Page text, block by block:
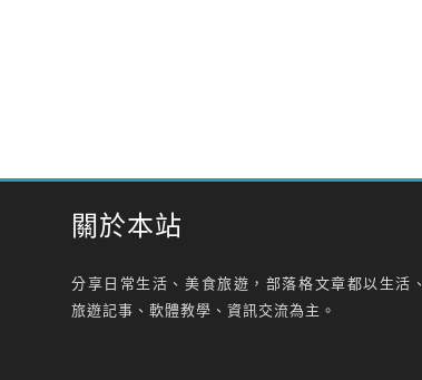
關於本站
分享日常生活、美食旅遊，部落格文章都以生活、
旅遊記事、軟體教學、資訊交流為主。